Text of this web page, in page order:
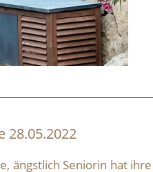
28.05.2022
ängstlich Seniorin hat